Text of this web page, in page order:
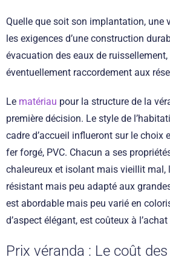
Quelle que soit son implantation, une
les exigences d’une construction
évacuation des eaux de ruissellement,
éventuellement raccordement aux
Le matériau pour la structure de la
première décision. Le style de
cadre d’accueil influeront sur le choix
fer forgé, PVC. Chacun a ses
chaleureux et isolant mais vieillit mal,
résistant mais peu adapté aux
est abordable mais peu varié en
d’aspect élégant, est coûteux à l’achat
Prix véranda : Le coût